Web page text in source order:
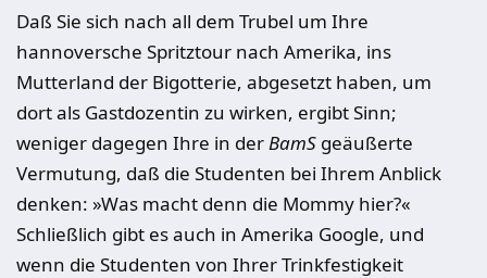
Daß Sie sich nach all dem Trubel um Ihre
hannoversche Spritztour nach Amerika, ins
Mutterland der Bigotterie, abgesetzt haben, um
dort als Gastdozentin zu wirken, ergibt Sinn;
weniger dagegen Ihre in derBamS geäußerte
Vermutung, daß die Studenten bei Ihrem Anblick
denken: »Was macht denn die Mommy hier?«
Schließlich gibt es auch in Amerika Google, und
wenn die Studenten von Ihrer Trinkfestigkeit